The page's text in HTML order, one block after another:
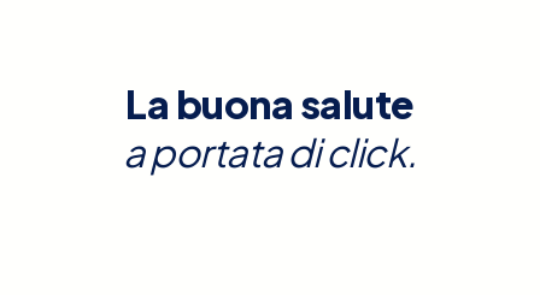
La buona salute
a portata di click.